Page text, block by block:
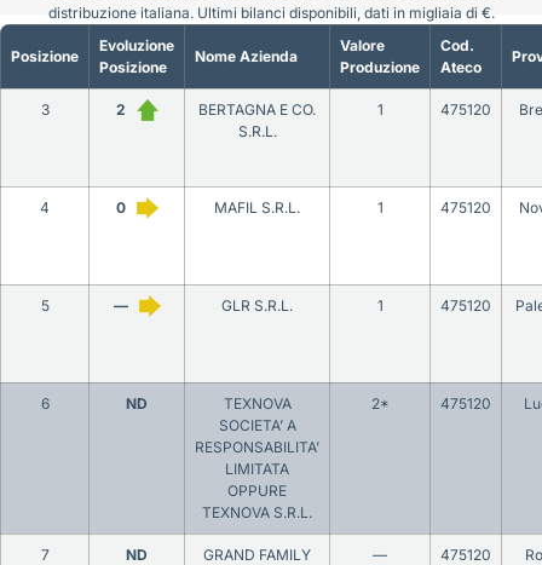
Posizione
Evoluzione
Posizione
Nome Azienda
Valore
Produzione
Cod.
Ateco
3 2
BERTAGNA E CO.
S.R.L.
1 475120
4 0 MAFIL S.R.L. 1 475120
5 — GLR S.R.L. 1 475120
6 ND
TEXNOVA
SOCIETA’ A
RESPONSABILITA’
LIMITATA
OPPURE
TEXNOVA S.R.L.
2* 475120
7 ND
GRAND FAMILY
— 475120
distribuzione italiana. Ultimi bilanci disponibili, dati in migliaia di €.